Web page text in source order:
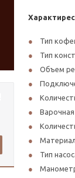
Тип
Тип
Объем
Варочная
Тип